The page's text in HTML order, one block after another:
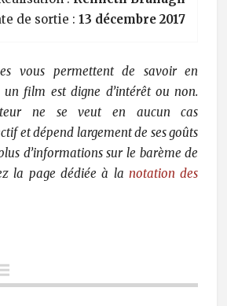
de sortie :13 décembre 2017
vous permettent de savoir en
un film est digne d’intérêt ou non.
ne se veut en aucun cas
et dépend largement de ses goûts
d’informations sur le barème de
la page dédiée à lanotation des